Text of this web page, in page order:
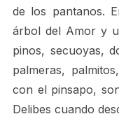
de los pantanos.
árbol del Amor y
pinos, secuoyas,
palmeras,
con el pinsapo,
Delibes cuando